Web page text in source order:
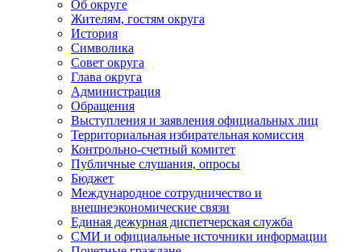
Об округе
Жителям, гостям округа
История
Символика
Совет округа
Глава округа
Администрация
Обращения
Выступления и заявления официальных лиц
Территориальная избирательная комиссия
Контрольно-счетный комитет
Публичные слушания, опросы
Бюджет
Международное сотрудничество и
внешнеэкономические связи
Единая дежурная диспетчерская служба
СМИ и официальные источники информации